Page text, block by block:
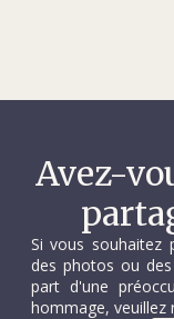
Avez-
Si vous souhaitez
des photos ou
part d'une
hommage, veuillez